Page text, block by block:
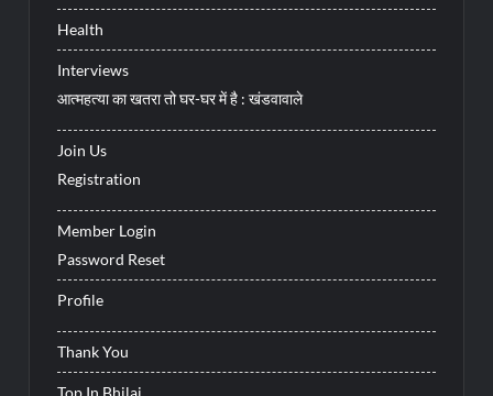
Health
Interviews
आत्महत्या का खतरा तो घर-घर में है : खंडवावाले
Join Us
Registration
Member Login
Password Reset
Profile
Thank You